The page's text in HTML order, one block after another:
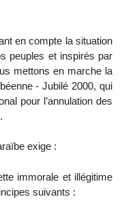
en compte la situation
peuples et inspirés par
mettons en marche la
- Jubilé 2000, qui
pour l’annulation des
exige :
immorale et illégitime
suivants :